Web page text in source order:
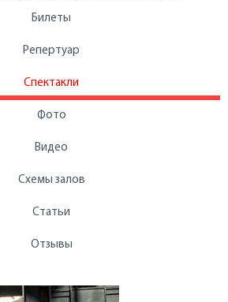
Билеты
Репертуар
Спектакли
Фото
Видео
Схемы залов
Статьи
Отзывы